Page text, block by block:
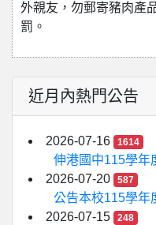
外親友，勿郵寄豬肉產
罰。
近月內熱門公告
2026-07-16 1614
伸港國中115學年
2026-07-20
587
公告本校115學年
2026-07-15
248